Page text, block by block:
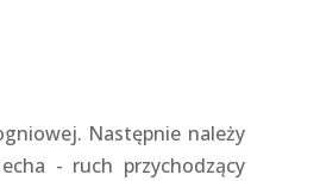
Następnie należy
- ruch przychodzący